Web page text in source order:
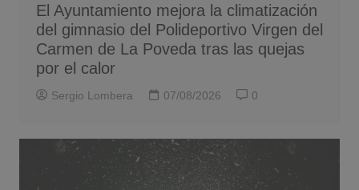
El Ayuntamiento mejora la climatización
del gimnasio del Polideportivo Virgen del
Carmen de La Poveda tras las quejas
por el calor
Sergio Lombera 07/08/2026 0